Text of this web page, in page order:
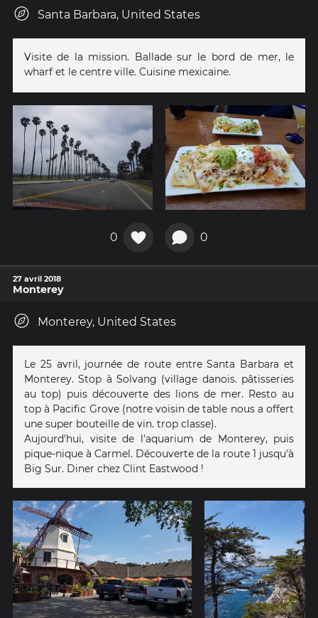
Santa Barbara, United States
Visite de la mission. Ballade sur le bord de mer, le
wharf et le centre ville. Cuisine mexicaine.
0 0
27 avril 2018
Monterey
Monterey, United States
Le 25 avril, journée de route entre Santa Barbara et
Monterey. Stop à Solvang (village danois. pâtisseries
au top) puis découverte des lions de mer. Resto au
top à Pacific Grove (notre voisin de table nous a offert
une super bouteille de vin. trop classe).
Aujourd'hui, visite de l'aquarium de Monterey, puis
pique-nique à Carmel. Découverte de la route 1 jusqu'à
Big Sur. Diner chez Clint Eastwood !